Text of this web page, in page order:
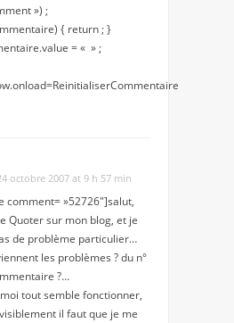
») ;
{ return ; }
= « » ;
octobre 2007 at 9 h 57 min
comment= »52726″]salut,
Quoter sur mon blog, et je
de problème particulier…
les problèmes ? du n°
?…
tout semble fonctionner,
il faut que je me